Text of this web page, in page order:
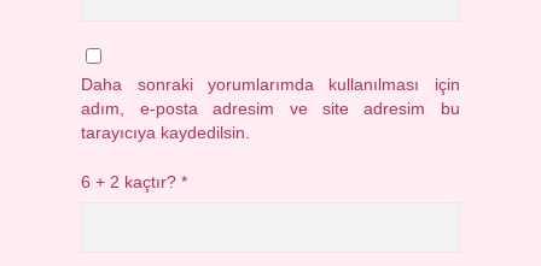
Daha sonraki yorumlarımda kullanılması için
adım, e-posta adresim ve site adresim bu
tarayıcıya kaydedilsin.
6 + 2 kaçtır?*